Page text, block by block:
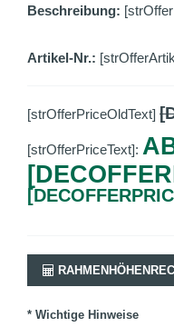
Beschreibung:
Artikel-Nr.:
[strOfferPriceOldText]
[strOfferPriceText]:
* Wichtige Hinweise